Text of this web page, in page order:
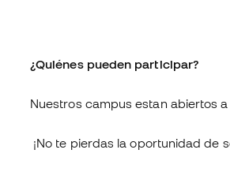
¿Quiénes pueden participar?
Nuestros campus estan abiertos
¡No te pierdas la oportunidad de